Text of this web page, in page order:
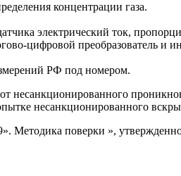
концентрации газа.
электрический ток,
цифровой преобразователь
РФ под номером.
несанкционированного
несанкционированного
Методика поверки »,